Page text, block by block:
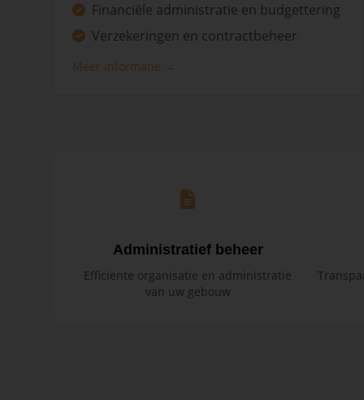
Financiële administratie en budgettering
Verzekeringen en contractbeheer
Meer informatie →
Administratief beheer
Efficiënte organisatie en administratie
van uw gebouw